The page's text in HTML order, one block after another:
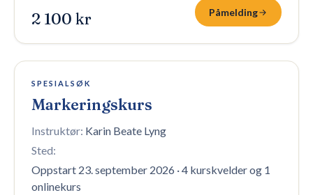
2 100 kr Påmelding
6 plasser igjen
SPESIALSØK
Markeringskurs
Instruktør: Karin Beate Lyng
Sted:
Oppstart 23. september 2026 ·4 kurskvelder og 1
onlinekurs